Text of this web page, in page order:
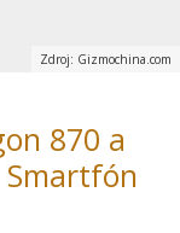
Zdroj: Gizmochina.com
870 a